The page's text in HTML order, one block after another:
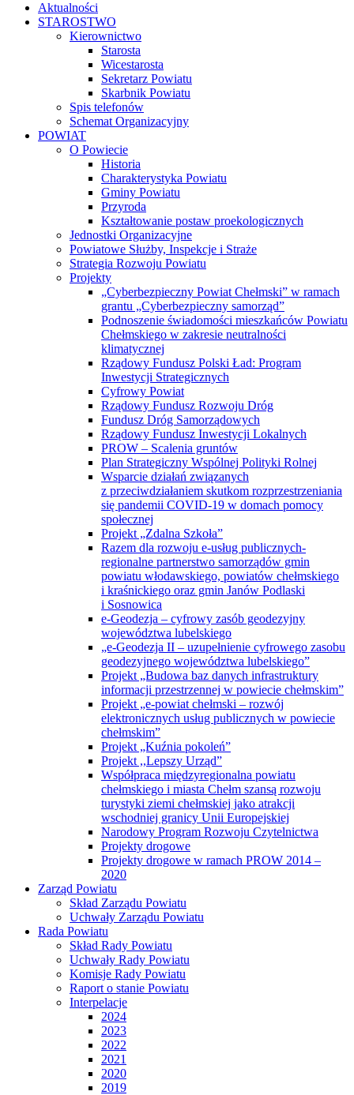
Aktualności
STAROSTWO
Kierownictwo
Starosta
Wicestarosta
Sekretarz Powiatu
Skarbnik Powiatu
Spis telefonów
Schemat Organizacyjny
POWIAT
O Powiecie
Historia
Charakterystyka Powiatu
Gminy Powiatu
Przyroda
Kształtowanie postaw proekologicznych
Jednostki Organizacyjne
Powiatowe Służby, Inspekcje i Straże
Strategia Rozwoju Powiatu
Projekty
„Cyberbezpieczny Powiat Chełmski” w ramach
grantu „Cyberbezpieczny samorząd”
Podnoszenie świadomości mieszkańców Powiatu
Chełmskiego w zakresie neutralności
klimatycznej
Rządowy Fundusz Polski Ład: Program
Inwestycji Strategicznych
Cyfrowy Powiat
Rządowy Fundusz Rozwoju Dróg
Fundusz Dróg Samorządowych
Rządowy Fundusz Inwestycji Lokalnych
PROW – Scalenia gruntów
Plan Strategiczny Wspólnej Polityki Rolnej
Wsparcie działań związanych
z przeciwdziałaniem skutkom rozprzestrzeniania
się pandemii COVID-19 w domach pomocy
społecznej
Projekt „Zdalna Szkoła”
Razem dla rozwoju e-usług publicznych-
regionalne partnerstwo samorządów gmin
powiatu włodawskiego, powiatów chełmskiego
i kraśnickiego oraz gmin Janów Podlaski
i Sosnowica
e-Geodezja – cyfrowy zasób geodezyjny
województwa lubelskiego
„e-Geodezja II – uzupełnienie cyfrowego zasobu
geodezyjnego województwa lubelskiego”
Projekt „Budowa baz danych infrastruktury
informacji przestrzennej w powiecie chełmskim”
Projekt „e-powiat chełmski – rozwój
elektronicznych usług publicznych w powiecie
chełmskim”
Projekt „Kuźnia pokoleń”
Projekt ,,Lepszy Urząd”
Współpraca międzyregionalna powiatu
chełmskiego i miasta Chełm szansą rozwoju
turystyki ziemi chełmskiej jako atrakcji
wschodniej granicy Unii Europejskiej
Narodowy Program Rozwoju Czytelnictwa
Projekty drogowe
Projekty drogowe w ramach PROW 2014 –
2020
Zarząd Powiatu
Skład Zarządu Powiatu
Uchwały Zarządu Powiatu
Rada Powiatu
Skład Rady Powiatu
Uchwały Rady Powiatu
Komisje Rady Powiatu
Raport o stanie Powiatu
Interpelacje
2024
2023
2022
2021
2020
2019